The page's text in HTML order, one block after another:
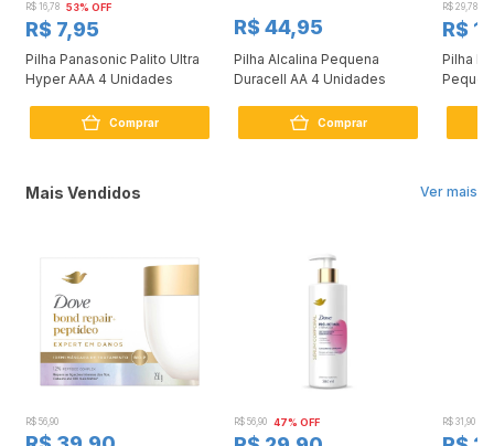
R$ 16,78 53% OFF
R$ 7,95
Pilha Panasonic Palito Ultra
Hyper AAA 4 Unidades
Comprar
R$ 44,95
Pilha Alcalina Pequena
Duracell AA 4 Unidades
Comprar
R$ 29,78
R$
Pilha
Ver mais
Mais Vendidos
R$ 56,90 R$ 56,90 47% OFF R$ 31,90